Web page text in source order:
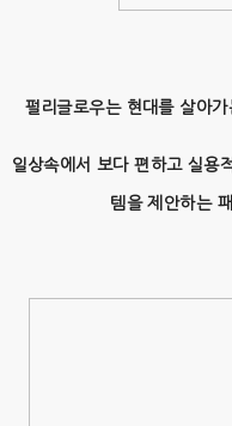
펄리글로우는 현대를 살아
일상속에서 보다 편하고 실용
템을 제안하는